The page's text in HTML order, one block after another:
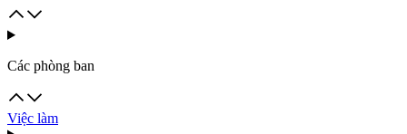
Các phòng ban
Việc làm